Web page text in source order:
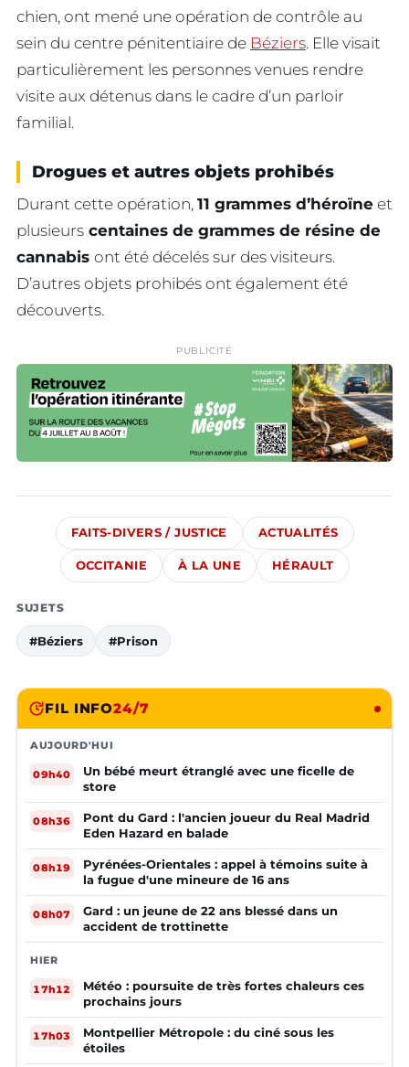
chien, ont mené une opération de contrôle au
sein du centre pénitentiaire de Béziers. Elle visait
particulièrement les personnes venues rendre
visite aux détenus dans le cadre d’un parloir
familial.
Drogues et autres objets prohibés
Durant cette opération, 11 grammes d’héroïne et
plusieurs centaines de grammes de résine de
cannabis ont été décelés sur des visiteurs.
D’autres objets prohibés ont également été
découverts.
PUBLICITÉ
FAITS-DIVERS / JUSTICE ACTUALITÉS
OCCITANIE À LA UNE HÉRAULT
SUJETS
#Béziers #Prison
FIL INFO24/7
AUJOURD'HUI
09h40
Un bébé meurt étranglé avec une ficelle de
store
08h36
Pont du Gard : l'ancien joueur du Real Madrid
Eden Hazard en balade
08h19
Pyrénées-Orientales : appel à témoins suite à
la fugue d'une mineure de 16 ans
08h07
Gard : un jeune de 22 ans blessé dans un
accident de trottinette
HIER
17h12
Météo : poursuite de très fortes chaleurs ces
prochains jours
17h03
Montpellier Métropole : du ciné sous les
étoiles